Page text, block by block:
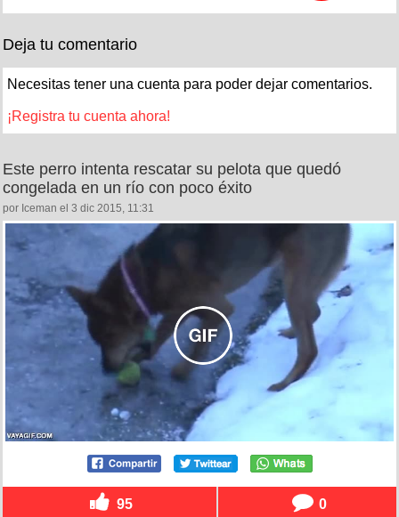
Deja tu comentario
Necesitas tener una cuenta para poder dejar comentarios.
¡Registra tu cuenta ahora!
Este perro intenta rescatar su pelota que quedó
congelada en un río con poco éxito
por Iceman el 3 dic 2015, 11:31
95 0